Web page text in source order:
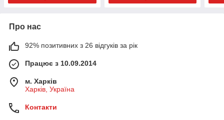
Про нас
92% позитивних з 26 відгуків за рік
Працює з 10.09.2014
м. Харків
Харків, Україна
Контакти